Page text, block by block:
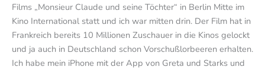
Films „Monsieur Claude und seine Töchter“ in Berlin Mitte im
Kino International statt und ich war mitten drin. Der Film hat in
Frankreich bereits 10 Millionen Zuschauer in die Kinos gelockt
und ja auch in Deutschland schon Vorschußlorbeeren erhalten.
Ich habe mein iPhone mit der App von Greta und Starks und